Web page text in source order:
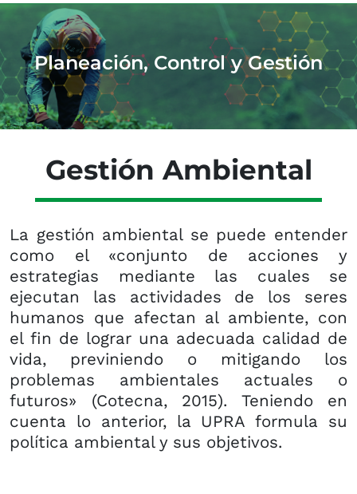
Planeación, Control y Gestión
Gestión Am​​biental
La gestión ambiental se puede entender
como el «conjunto de acciones y
estrategias mediante las cuales se
ejecutan las actividades de los seres
humanos que afectan al ambiente, con
el fin de lograr una adecuada calidad de
vida, previniendo o mitigando los
problemas ambientales actuales o
futuros» (Cotecna, 2015). Teniendo en
cuenta lo anterior, la UPRA formula su
política ambiental y sus objetivos.